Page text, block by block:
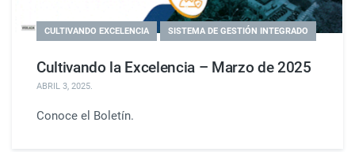
CULTIVANDO EXCELENCIA SISTEMA DE GESTIÓN INTEGRADO
Cultivando la Excelencia – Marzo de 2025
ABRIL 3, 2025.
Conoce el Boletín.